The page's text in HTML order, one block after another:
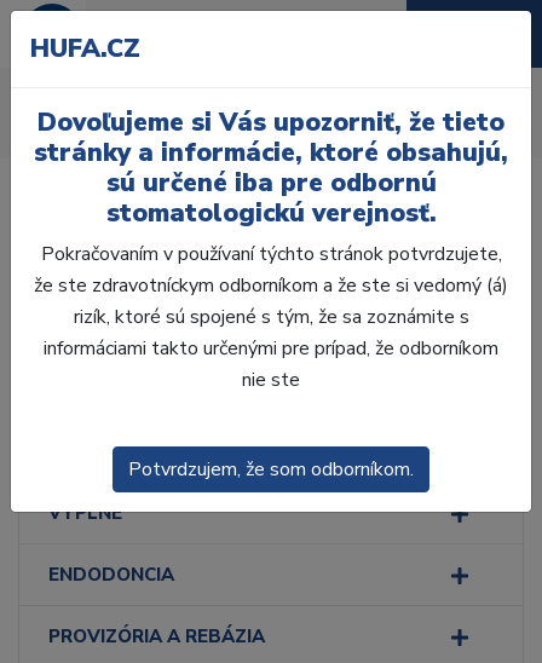
Úvod Ordinácia Ručné nástroje Ostatné nástroje
Laboratórium, Zub.
technika
ODLTAČKOVANIE
VÝPLNE
ENDODONCIA
PROVIZÓRIA A REBÁZIA
HUFA.CZ
Dovoľujeme si Vás upozorniť, že tieto
stránky a informácie, ktoré obsahujú,
sú určené iba pre odbornú
stomatologickú verejnosť.
Pokračovaním v používaní týchto stránok potvrdzujete,
že ste zdravotníckym odborníkom a že ste si vedomý (á)
rizík, ktoré sú spojené s tým, že sa zoznámite s
informáciami takto určenými pre prípad, že odborníkom
nie ste
Potvrdzujem, že som odborníkom.